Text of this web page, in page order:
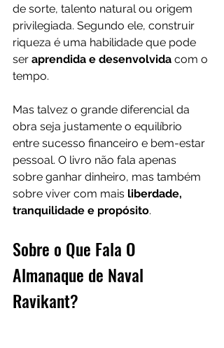
de sorte, talento natural ou origem
privilegiada. Segundo ele, construir
riqueza é uma habilidade que pode
ser aprendida e desenvolvida com o
tempo.
Mas talvez o grande diferencial da
obra seja justamente o equilíbrio
entre sucesso financeiro e bem-estar
pessoal. O livro não fala apenas
sobre ganhar dinheiro, mas também
sobre viver com mais liberdade,
tranquilidade e propósito.
Sobre o Que Fala O
Almanaque de Naval
Ravikant?